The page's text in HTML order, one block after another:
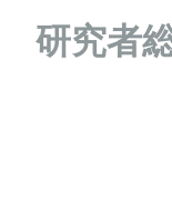
研究者